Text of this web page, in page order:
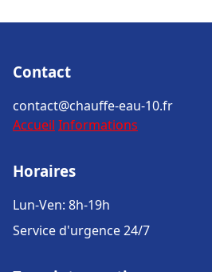
Contact
contact@chauffe-eau-10.fr
Accueil Informations
Horaires
Lun-Ven: 8h-19h
Service d'urgence 24/7